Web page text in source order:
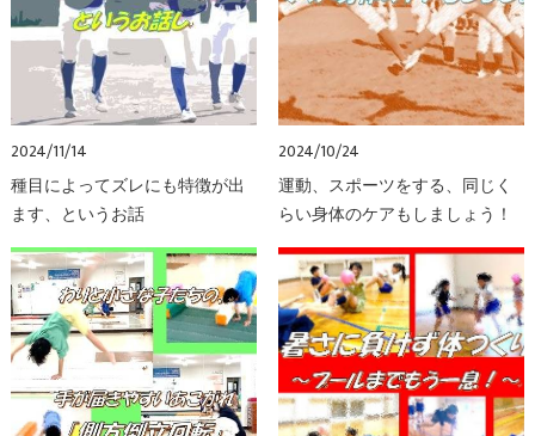
2024/11/14
種目によってズレにも特徴が出
ます、というお話
2024/10/24
運動、スポーツをする、同じく
らい身体のケアもしましょう！